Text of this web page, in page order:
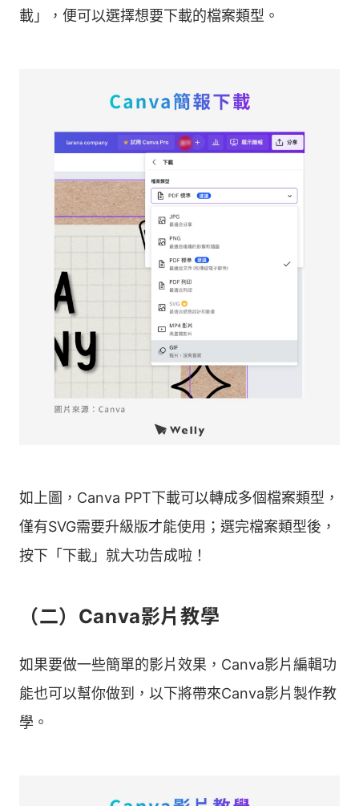
載」，便可以選擇想要下載的檔案類型。
如上圖，Canva PPT下載可以轉成多個檔案類型，
僅有SVG需要升級版才能使用；選完檔案類型後，
按下「下載」就大功告成啦！
（二）Canva影片教學
如果要做一些簡單的影片效果，Canva影片編輯功
能也可以幫你做到，以下將帶來Canva影片製作教
學。